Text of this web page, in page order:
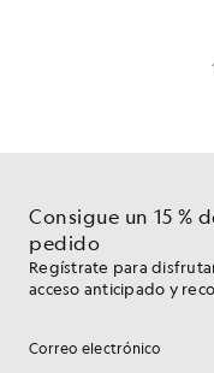
Consigue un 15 %
pedido
Regístrate para
acceso anticipado y
Dirección de correo